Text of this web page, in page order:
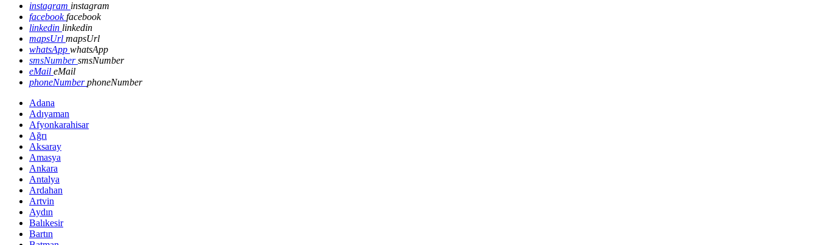
instagram instagram
facebookfacebook
linkedin linkedin
mapsUrl mapsUrl
whatsApp whatsApp
smsNumbersmsNumber
eMail eMail
phoneNumberphoneNumber
Adana
Adıyaman
Afyonkarahisar
Ağrı
Aksaray
Amasya
Ankara
Antalya
Ardahan
Artvin
Aydın
Balıkesir
Bartın